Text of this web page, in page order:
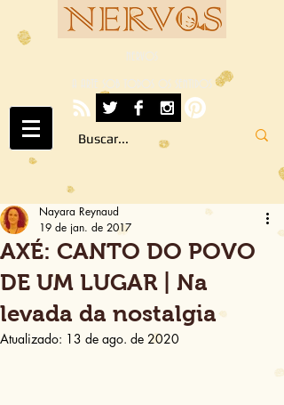
NERVOS
A ARTE SOB TODOS OS SENTIDOS
AXÉ: CANTO DO POVO
DE UM LUGAR | Na
levada da nostalgia
Nayara Reynaud
19 de jan. de 2017
Atualizado: 13 de ago. de 2020